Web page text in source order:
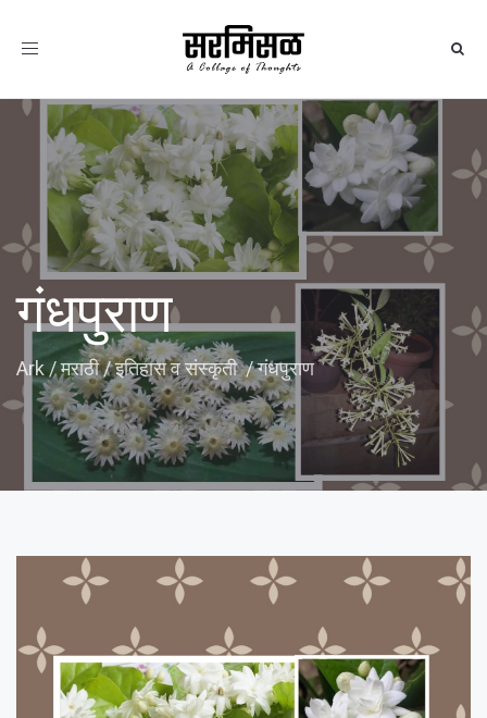
Toggle
गंधपुराण
Ark/मराठी/इतिहास व संस्कृती/गंधपुराण